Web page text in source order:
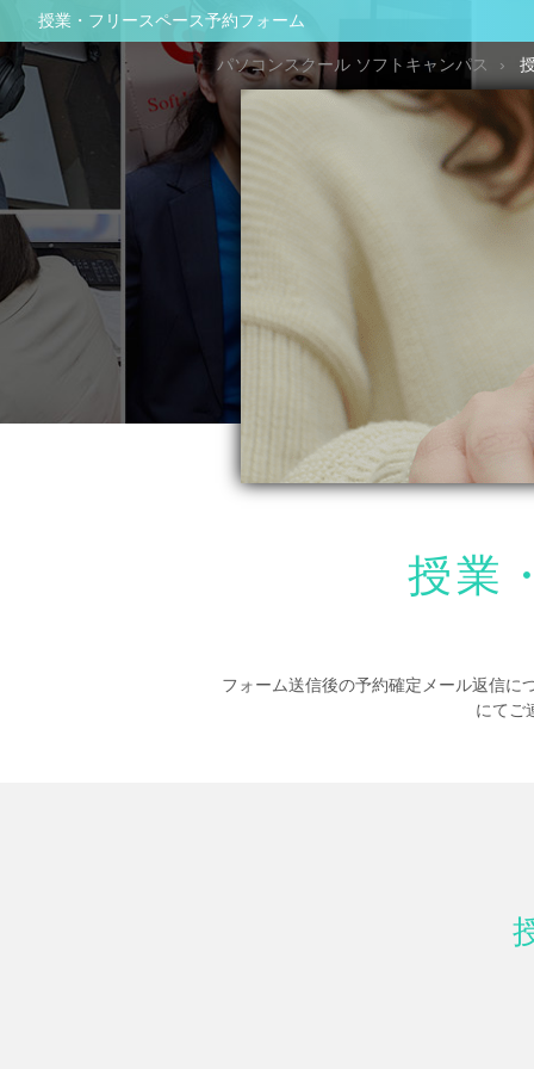
授業・フリースペース予約フォーム
パソコンスクール ソフトキャンパス
授業
フォーム送信後の予約確定メール返信に
にてご